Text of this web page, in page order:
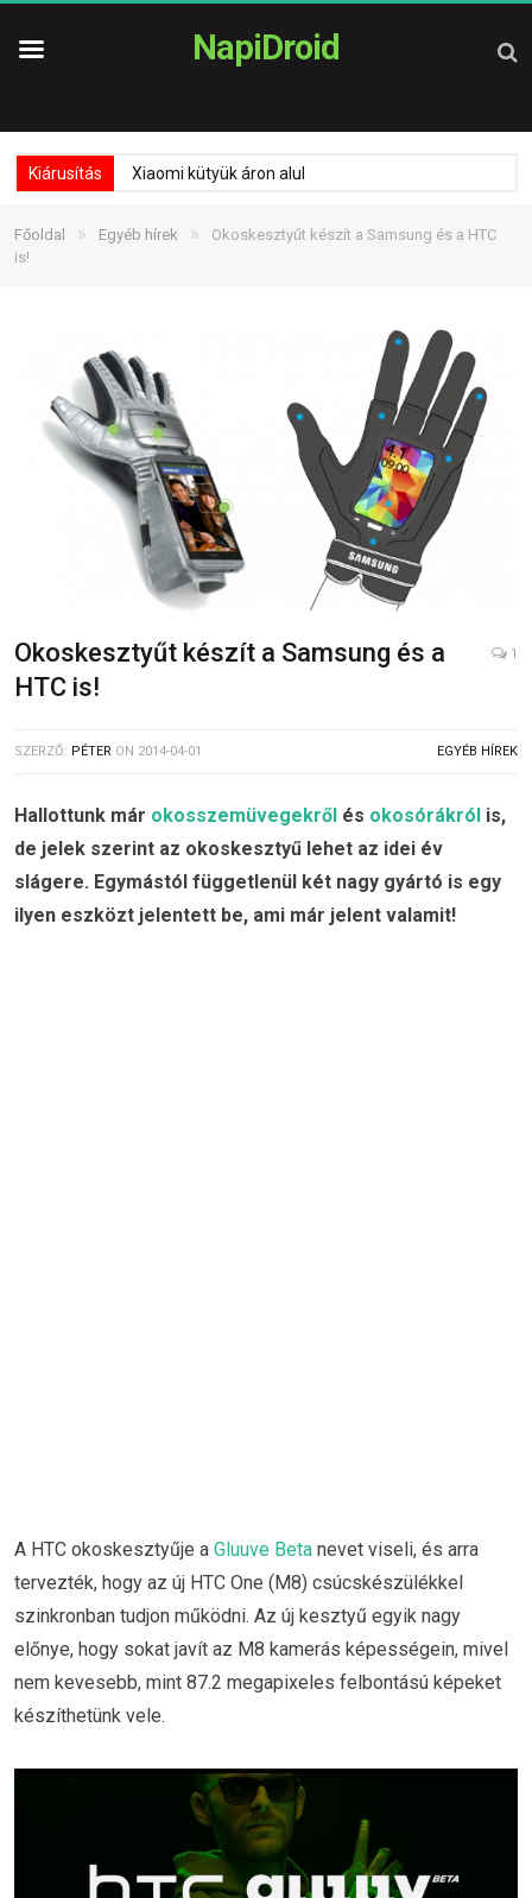
NapiDroid
Kiárusítás Xiaomi kütyük áron alul
Főoldal » Egyéb hírek »
Okoskesztyűt készít a Samsung és a HTC
is!
Okoskesztyűt készít a Samsung és a
HTC is!
1
SZERZŐ: PÉTER ON 2014-04-01 EGYÉB HÍREK
Hallottunk már okosszemüvegekről és okosórákról is,
de jelek szerint az okoskesztyű lehet az idei év
slágere. Egymástól függetlenül két nagy gyártó is egy
ilyen eszközt jelentett be, ami már jelent valamit!
A HTC okoskesztyűje a Gluuve Beta nevet viseli, és arra
tervezték, hogy az új HTC One (M8) csúcskészülékkel
szinkronban tudjon működni. Az új kesztyű egyik nagy
előnye, hogy sokat javít az M8 kamerás képességein, mivel
nem kevesebb, mint 87.2 megapixeles felbontású képeket
készíthetünk vele.